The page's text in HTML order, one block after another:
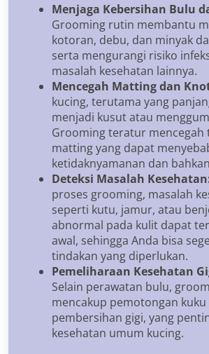
Menjaga Kebersihan Bulu
Grooming rutin membantu
kotoran, debu, dan minyak
serta mengurangi risiko
masalah kesehatan lainnya.
Mencegah Matting dan
kucing, terutama yang
menjadi kusut atau
Grooming teratur mencegah
matting yang dapat
ketidaknyamanan dan
Deteksi Masalah
proses grooming, masalah
seperti kutu, jamur, atau
abnormal pada kulit dapat
awal, sehingga Anda bisa
tindakan yang diperlukan.
Pemeliharaan Kesehatan
Selain perawatan bulu,
mencakup pemotongan kuku
pembersihan gigi, yang
kesehatan umum kucing.